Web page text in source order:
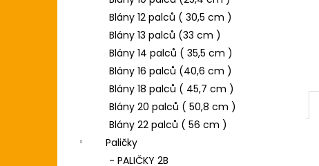
Blány 12 palců ( 30,5 cm )
Blány 13 palců (33 cm )
Blány 14 palců ( 35,5 cm )
Blány 16 palců (40,6 cm )
Blány 18 palců ( 45,7 cm )
Blány 20 palců ( 50,8 cm )
Blány 22 palců ( 56 cm )
Paličky
- PALIČKY 2B
8 690 Kč